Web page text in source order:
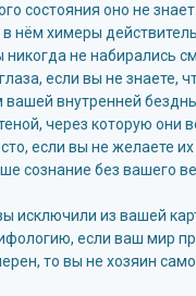
состояния оно не
нём химеры
никогда не набирались
если вы не знаете,
внутренней
через которую они
если вы не желаете их
сознание без вашего
исключили из вашей
если ваш мир
то вы не хозяин